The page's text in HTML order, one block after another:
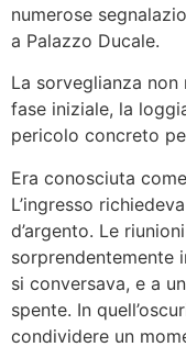
numerose
a Palazzo Ducale.
La sorveglianza non
fase iniziale, la
pericolo concreto
Era conosciuta come
L’ingresso
d’argento. Le
sorprendentemente
si conversava, e a
spente. In
condividere un